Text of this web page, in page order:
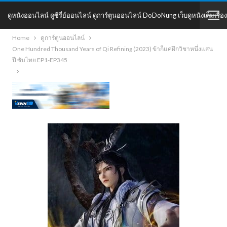
ดูหนังออนไลน์ ดูซีรี่ย์ออนไลน์ ดูการ์ตูนออนไลน์ DoDoNung เว็บดูหนังเต็มเรื่อง
DoDoNung
Home
ดูการ์ตูนออนไลน์
One Hundred Thousand Years of Qi Refining (2023) ข้าก็แค่ฝึกวิชาหนึ่งแสน
ปี ซับไทย EP1-EP345